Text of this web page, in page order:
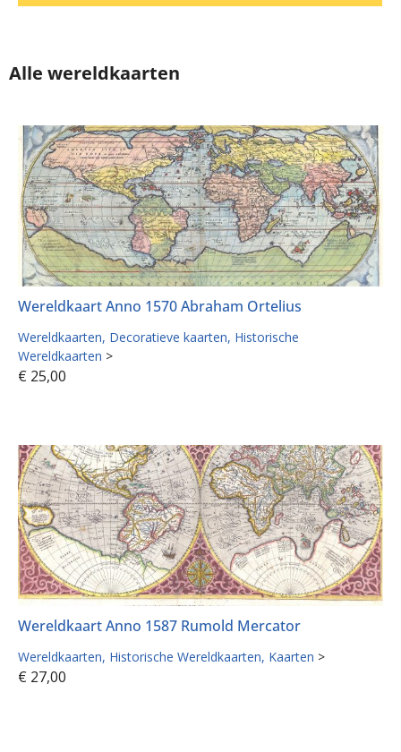
Alle wereldkaarten
Wereldkaart Anno 1570 Abraham Ortelius
Wereldkaarten Decoratieve kaarten Historische
Wereldkaarten >
€ 25,00
Wereldkaart Anno 1587 Rumold Mercator
Wereldkaarten Historische Wereldkaarten Kaarten >
€ 27,00